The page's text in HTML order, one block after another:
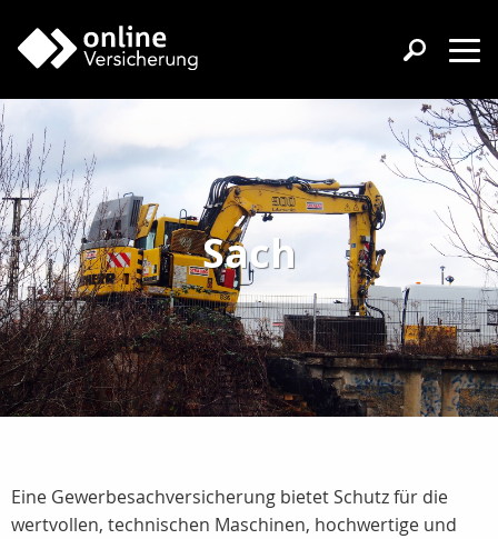
Sach
Eine Gewerbesachversicherung bietet Schutz für die
wertvollen, technischen Maschinen, hochwertige und